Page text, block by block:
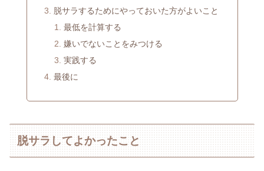
脱サラするためにやっておいた方がよいこと
最低を計算する
嫌いでないことをみつける
実践する
最後に
脱サラしてよかったこと